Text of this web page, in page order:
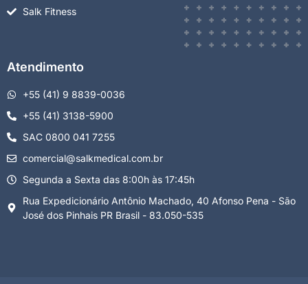
Salk Fitness
Atendimento
+55 (41) 9 8839-0036
+55 (41) 3138-5900
SAC 0800 041 7255
comercial@salkmedical.com.br
Segunda a Sexta das 8:00h às 17:45h
Rua Expedicionário Antônio Machado, 40 Afonso Pena - São
José dos Pinhais PR Brasil - 83.050-535